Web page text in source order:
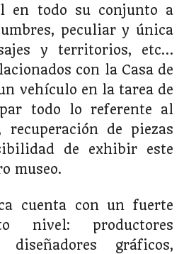
en todo su conjunto a
peculiar y única
y territorios, etc…
con la Casa de
vehículo en la tarea de
todo lo referente al
de piezas
de exhibir este
museo.
cuenta con un fuerte
nivel: productores
diseñadores gráficos,